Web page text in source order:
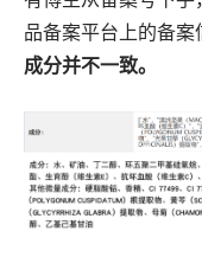
品备案平台上的备案
成分并不一致。